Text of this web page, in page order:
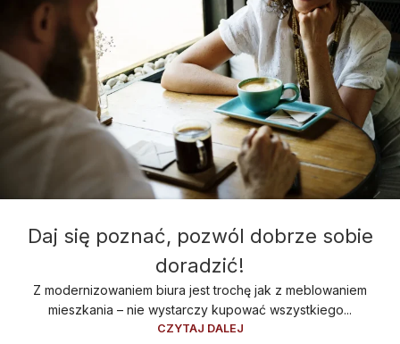
Daj się poznać, pozwól dobrze sobie
doradzić!
Z modernizowaniem biura jest trochę jak z meblowaniem
mieszkania – nie wystarczy kupować wszystkiego...
CZYTAJ DALEJ